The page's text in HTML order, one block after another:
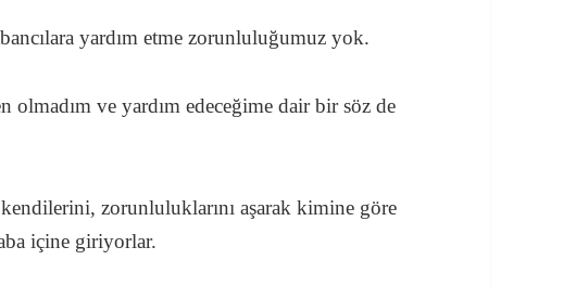
yardım etme zorunluluğumuz yok.
olmadım ve yardım edeceğime dair bir söz de
zorunluluklarını aşarak kimine göre
içine giriyorlar.